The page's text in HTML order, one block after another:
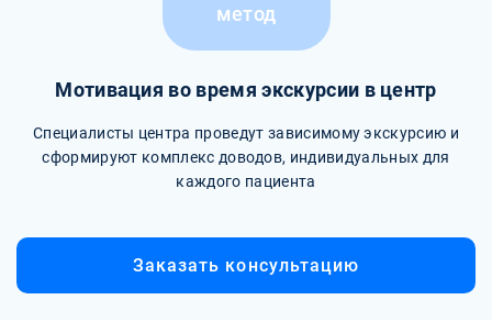
метод
Мотивация во время экскурсии в центр
Специалисты центра проведут зависимому экскурсию и
сформируют комплекс доводов, индивидуальных для
каждого пациента
Заказать консультацию